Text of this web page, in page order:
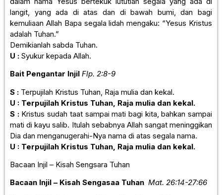
langit, yang ada di atas dan di bawah bumi, dan bagi
kemuliaan Allah Bapa segala lidah mengaku: “Yesus Kristus
adalah Tuhan.”
Demikianlah sabda Tuhan.
U : Syukur kepada Allah.
Bait Pengantar Injil Flp. 2:8-9
S : Terpujilah Kristus Tuhan, Raja mulia dan kekal.
U : Terpujilah Kristus Tuhan, Raja mulia dan kekal.
S : Kristus sudah taat sampai mati bagi kita, bahkan sampai
mati di kayu salib. Itulah sebabnya Allah sangat meninggikan
Dia dan menganugerahi-Nya nama di atas segala nama.
U : Terpujilah Kristus Tuhan, Raja mulia dan kekal.
Bacaan Injil – Kisah Sengsara Tuhan
Bacaan Injil – Kisah Sengasaa Tuhan Mat. 26:14-27:66